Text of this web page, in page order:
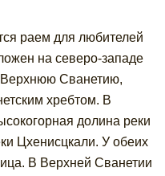
раем для любителей
на северо-западе
Сванетию,
хребтом. В
долина реки
Цхенисцкали. У обеих
В Верхней Сванетии